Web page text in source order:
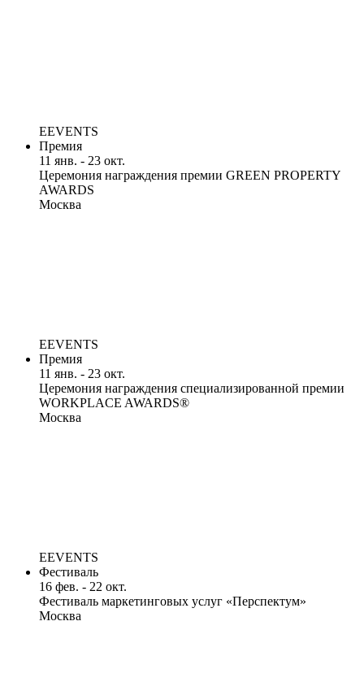
EEVENTS
Премия
11 янв. - 23 окт.
Церемония награждения премии GREEN PROPERTY
AWARDS
Москва
EEVENTS
Премия
11 янв. - 23 окт.
Церемония награждения специализированной премии
WORKPLACE AWARDS®
Москва
EEVENTS
Фестиваль
16 фев. - 22 окт.
Фестиваль маркетинговых услуг «Перспектум»
Москва